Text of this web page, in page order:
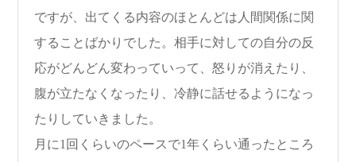
ですが、出てくる内容のほとんどは人間関係に関
することばかりでした。相手に対しての自分の反
応がどんどん変わっていって、怒りが消えたり、
腹が立たなくなったり、冷静に話せるようになっ
たりしていきました。
月に1回くらいのペースで1年くらい通ったところ